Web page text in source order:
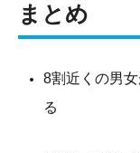
まとめ
8割近くの男
る